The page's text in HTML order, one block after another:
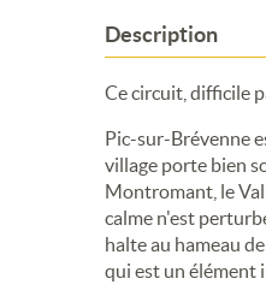
Description
Ce circuit, difficile
Pic-sur-Brévenne
village porte bien
Montromant, le
calme n'est
halte au hameau
qui est un élément